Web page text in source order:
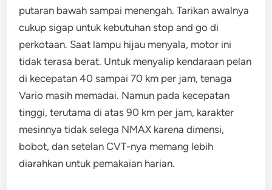
putaran bawah sampai menengah. Tarikan awalnya
cukup sigap untuk kebutuhan stop and go di
perkotaan. Saat lampu hijau menyala, motor ini
tidak terasa berat. Untuk menyalip kendaraan pelan
di kecepatan 40 sampai 70 km per jam, tenaga
Vario masih memadai. Namun pada kecepatan
tinggi, terutama di atas 90 km per jam, karakter
mesinnya tidak selega NMAX karena dimensi,
bobot, dan setelan CVT-nya memang lebih
diarahkan untuk pemakaian harian.